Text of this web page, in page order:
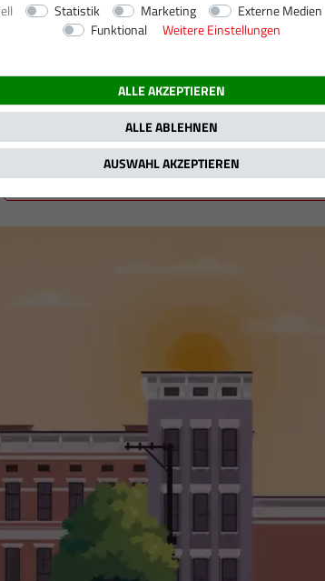
/ 170 PS
Statistik Marketing Externe Medien
Funktional
Weitere Einstellungen
ALLE AKZEPTIEREN
ALLE ABLEHNEN
AUSWAHL AKZEPTIEREN